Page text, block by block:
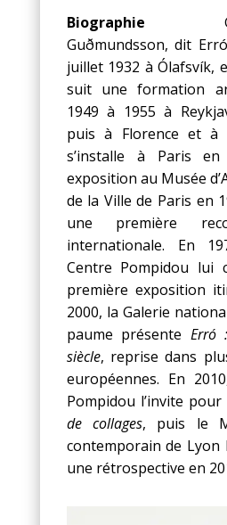
Biographie
Guðmundsson, dit
juillet 1932 à Ólafsvík,
suit une formation
1949 à 1955 à
puis à Florence et à
s’installe à Paris en
exposition au Musée
de la Ville de Paris en
une première
internationale. En
Centre Pompidou lui
première exposition
2000, la Galerie
paume présente Erró
siècle, reprise dans
européennes. En
Pompidou l’invite pour
de collages, puis le
contemporain de Lyon
une rétrospective en